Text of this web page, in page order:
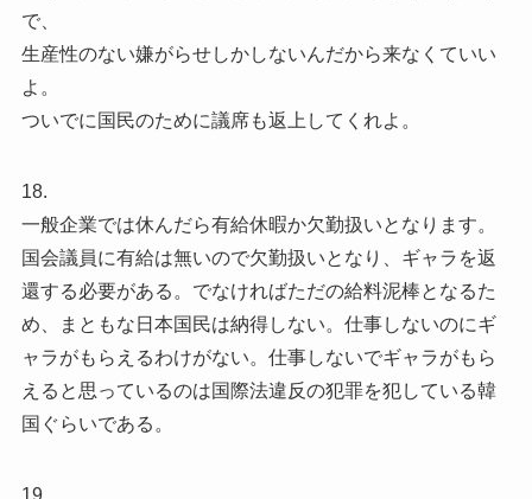
で、
生産性のない嫌がらせしかしないんだから来なくていい
よ。
ついでに国民のために議席も返上してくれよ。
18.
一般企業では休んだら有給休暇か欠勤扱いとなります。
国会議員に有給は無いので欠勤扱いとなり、ギャラを返
還する必要がある。でなければただの給料泥棒となるた
め、まともな日本国民は納得しない。仕事しないのにギ
ャラがもらえるわけがない。仕事しないでギャラがもら
えると思っているのは国際法違反の犯罪を犯している韓
国ぐらいである。
19.